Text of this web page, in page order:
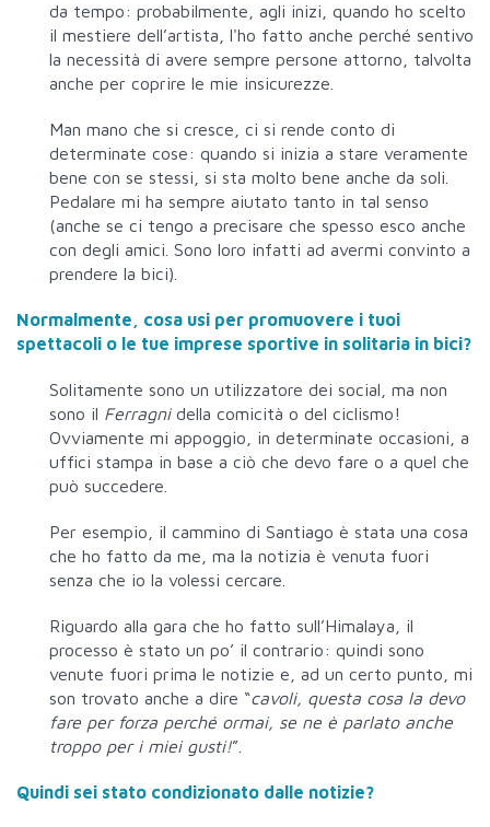
da tempo: probabilmente, agli inizi, quando ho scelto
il mestiere dell’artista, l'ho fatto anche perché sentivo
la necessità di avere sempre persone attorno, talvolta
anche per coprire le mie insicurezze.
Man mano che si cresce, ci si rende conto di
determinate cose: quando si inizia a stare veramente
bene con se stessi, si sta molto bene anche da soli.
Pedalare mi ha sempre aiutato tanto in tal senso
(anche se ci tengo a precisare che spesso esco anche
con degli amici. Sono loro infatti ad avermi convinto a
prendere la bici).
Normalmente, cosa usi per promuovere i tuoi
spettacoli o le tue imprese sportive in solitaria in bici?
Solitamente sono un utilizzatore dei social, ma non
sono il Ferragnidella comicità o del ciclismo!
Ovviamente mi appoggio, in determinate occasioni, a
uffici stampa in base a ciò che devo fare o a quel che
può succedere.
Per esempio, il cammino di Santiago è stata una cosa
che ho fatto da me, ma la notizia è venuta fuori
senza che io la volessi cercare.
Riguardo alla gara che ho fatto sull’Himalaya, il
processo è stato un po’ il contrario: quindi sono
venute fuori prima le notizie e, ad un certo punto, mi
son trovato anche a dire “cavoli, questa cosa la devo
fare per forza perché ormai, se ne è parlato anche
troppo per i miei gusti!”.
Quindi sei stato condizionato dalle notizie?